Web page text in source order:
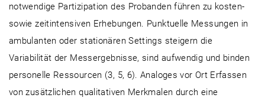
notwendige Partizipation des Probanden führen zu kosten-
sowie zeitintensiven Erhebungen. Punktuelle Messungen in
ambulanten oder stationären Settings steigern die
Variabilität der Messergebnisse, sind aufwendig und binden
personelle Ressourcen (3, 5, 6). Analoges vor Ort Erfassen
von zusätzlichen qualitativen Merkmalen durch eine